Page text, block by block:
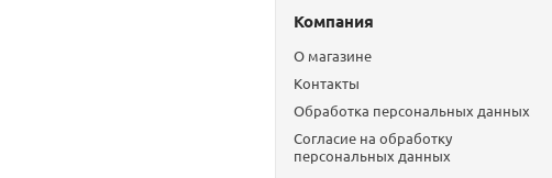
Компания
О магазине
Контакты
Обработка персональных данных
Согласие на обработку
персональных данных